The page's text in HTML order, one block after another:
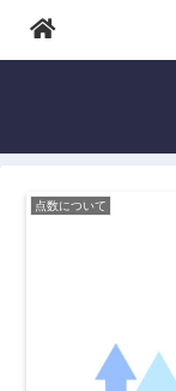
点数について